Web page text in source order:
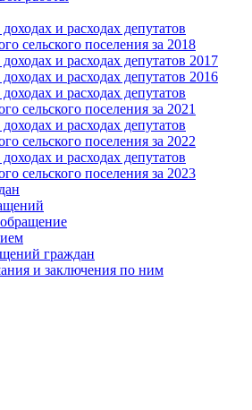
и расходах депутатов
сельского поселения за 2018
и расходах депутатов 2017
и расходах депутатов 2016
и расходах депутатов
сельского поселения за 2021
и расходах депутатов
сельского поселения за 2022
и расходах депутатов
сельского поселения за 2023
граждан
и заключения по ним